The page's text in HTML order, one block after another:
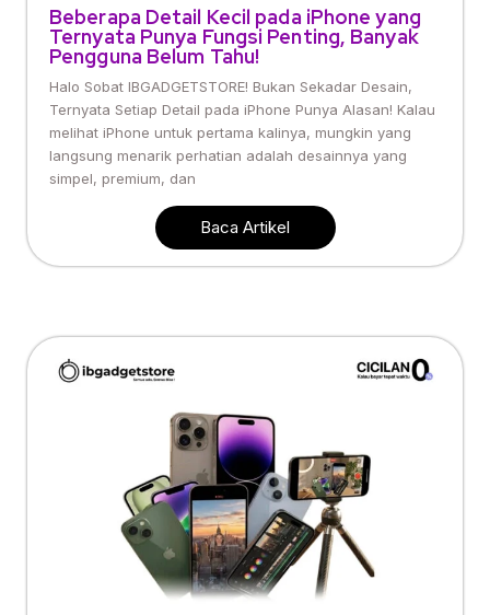
Beberapa Detail Kecil pada iPhone yang
Ternyata Punya Fungsi Penting, Banyak
Pengguna Belum Tahu!
Halo Sobat IBGADGETSTORE! Bukan Sekadar Desain,
Ternyata Setiap Detail pada iPhone Punya Alasan! Kalau
melihat iPhone untuk pertama kalinya, mungkin yang
langsung menarik perhatian adalah desainnya yang
simpel, premium, dan
Baca Artikel